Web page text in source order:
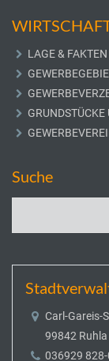
LAGE & FAKTEN
Suche
Carl-Gareis-
99842 Ruhla
036929 828-